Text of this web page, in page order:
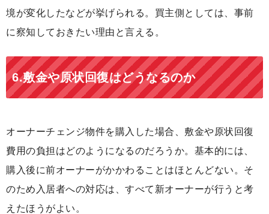
境が変化したなどが挙げられる。買主側としては、事前
に察知しておきたい理由と言える。
6.敷金や原状回復はどうなるのか
オーナーチェンジ物件を購入した場合、敷金や原状回復
費用の負担はどのようになるのだろうか。基本的には、
購入後に前オーナーがかかわることはほとんどない。そ
のため入居者への対応は、すべて新オーナーが行うと考
えたほうがよい。